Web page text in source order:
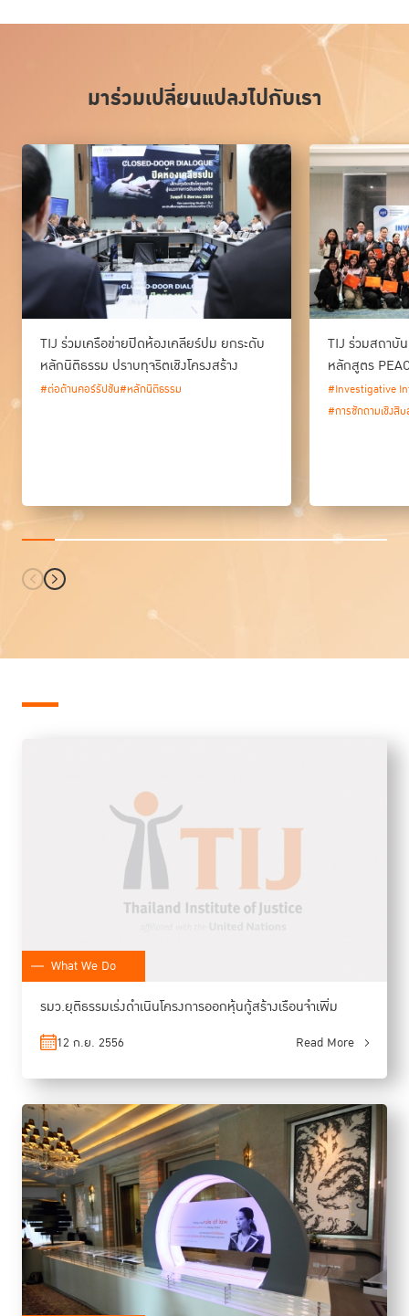
มาร่วมเปลี่ยนแปลงไปกับเรา
TIJ ร่วมเครือข่ายปิดห้องเคลียร์ปม ยกระดับ
หลักนิติธรรม ปราบทุจริตเชิงโครงสร้าง
#ต่อต้านคอร์รัปชัน#หลักนิติธรรม
TIJ ร่วมสถาบั
หลักสูตร
#Investigative
#การซักถามเชิงสื
What We Do
รมว.ยุติธรรมเร่งดำเนินโครงการออกหุ้นกู้สร้างเรือนจำเพิ่ม
12 ก.ย. 2556 Read More